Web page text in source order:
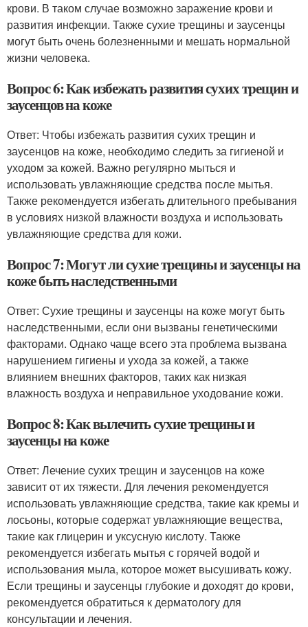
крови. В таком случае возможно заражение крови и
развития инфекции. Также сухие трещины и заусенцы
могут быть очень болезненными и мешать нормальной
жизни человека.
Вопрос 6: Как избежать развития сухих трещин и
заусенцов на коже
Ответ: Чтобы избежать развития сухих трещин и
заусенцов на коже, необходимо следить за гигиеной и
уходом за кожей. Важно регулярно мыться и
использовать увлажняющие средства после мытья.
Также рекомендуется избегать длительного пребывания
в условиях низкой влажности воздуха и использовать
увлажняющие средства для кожи.
Вопрос 7: Могут ли сухие трещины и заусенцы на
коже быть наследственными
Ответ: Сухие трещины и заусенцы на коже могут быть
наследственными, если они вызваны генетическими
факторами. Однако чаще всего эта проблема вызвана
нарушением гигиены и ухода за кожей, а также
влиянием внешних факторов, таких как низкая
влажность воздуха и неправильное уходование кожи.
Вопрос 8: Как вылечить сухие трещины и
заусенцы на коже
Ответ: Лечение сухих трещин и заусенцов на коже
зависит от их тяжести. Для лечения рекомендуется
использовать увлажняющие средства, такие как кремы и
лосьоны, которые содержат увлажняющие вещества,
такие как глицерин и уксусную кислоту. Также
рекомендуется избегать мытья с горячей водой и
использования мыла, которое может высушивать кожу.
Если трещины и заусенцы глубокие и доходят до крови,
рекомендуется обратиться к дерматологу для
консультации и лечения.